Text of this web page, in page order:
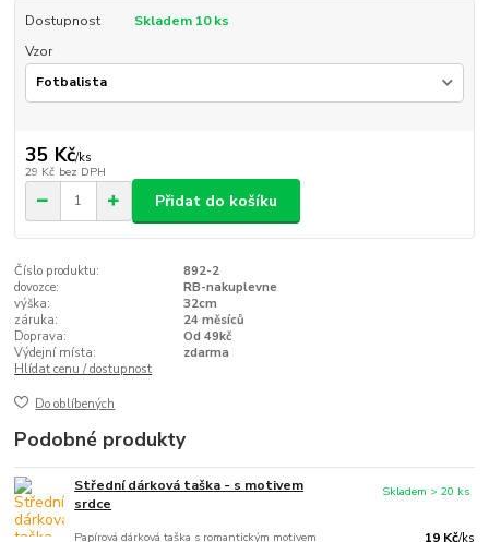
Dostupnost
Skladem 10 ks
Vzor
35 Kč/ks
29 Kč bez DPH
Přidat do košíku
Číslo produktu:
892-2
dovozce:
RB-nakuplevne
výška:
32cm
záruka:
24 měsíců
Doprava:
Od 49kč
Výdejní místa:
zdarma
Hlídat cenu / dostupnost
Do oblíbených
Podobné produkty
Střední dárková taška - s motivem
srdce
Papírová dárková taška s romantickým motivem
19 Kč/ks
Skladem > 20 ks